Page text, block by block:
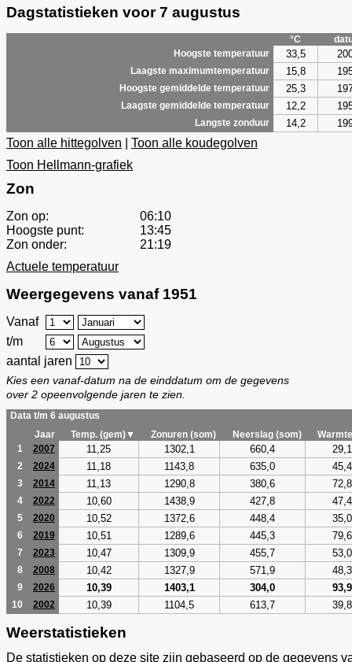
Dagstatistieken voor 7 augustus
°C
Hoogste temperatuur
33,5
Laagste maximumtemperatuur 15,8
Hoogste gemiddelde temperatuur 25,3
Laagste gemiddelde temperatuur 12,2
Langste zonduur 14,2
Toon alle hittegolven
Toon alle koudegolven
Toon Hellmann-grafiek
Zon
Zon op:
06:10
Hoogste punt:
13:45
Zon onder:
21:19
Actuele temperatuur
Weergegevens vanaf 1951
Vanaf
t/m
aantal jaren
Kies een vanaf-datum na de einddatum om de gegevens
over 2 opeenvolgende jaren te zien.
Data t/m 6 augustus
Jaar
Temp. (gem)▼ Zonuren (som) Neerslag (som)
1
2007 11,25 1302,1 660,4 29,1
2 2024 11,18 1143,8 635,0 45,4
3 2014 11,13 1290,8 380,6 72,8
4 2022 10,60 1438,9 427,8 47,4
5 2020 10,52 1372,6 448,4 35,0
6 2019 10,51 1289,6 445,3 79,6
7 2023 10,47 1309,9 455,7 53,0
8 2008 10,42 1327,9 571,9 48,3
9 2026 10,39 1403,1 304,0 93,9
10 2002 10,39 1104,5 613,7 39,8
Weerstatistieken
De statistieken op deze site zijn gebaseerd op de gegevens